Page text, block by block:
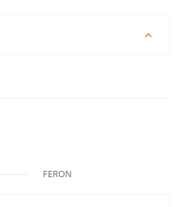
FERON